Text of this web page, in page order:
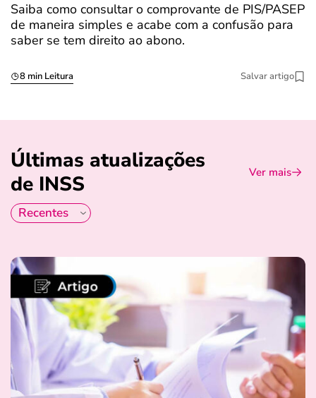
Saiba como consultar o comprovante de PIS/PASEP
de maneira simples e acabe com a confusão para
saber se tem direito ao abono.
8 min Leitura Salvar artigo
Últimas atualizações
de INSS
Ver mais